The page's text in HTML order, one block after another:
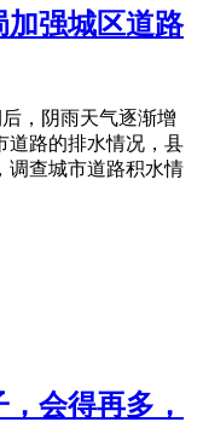
加强城区道路
，阴雨天气逐渐增
道路的排水情况，县
调查城市道路积水情
会得再多，